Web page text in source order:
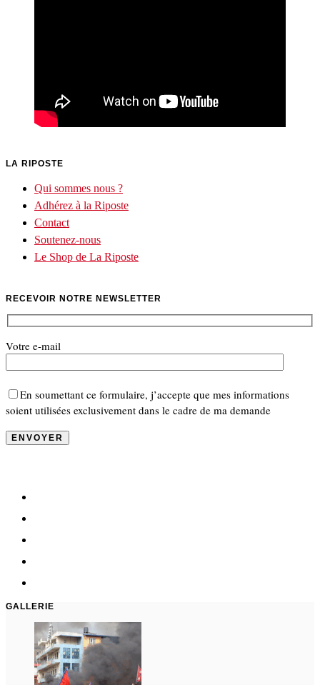
LA RIPOSTE
Qui sommes nous ?
Adhérez à la Riposte
Contact
Soutenez-nous
Le Shop de La Riposte
RECEVOIR NOTRE NEWSLETTER
Votre e-mail
En soumettant ce formulaire, j’accepte que mes informations
soient utilisées exclusivement dans le cadre de ma demande
GALLERIE